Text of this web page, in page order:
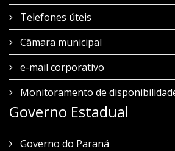
Telefones úteis
Câmara municipal
e-mail corporativo
Monitoramento de
Governo Estadual
Governo do Paraná